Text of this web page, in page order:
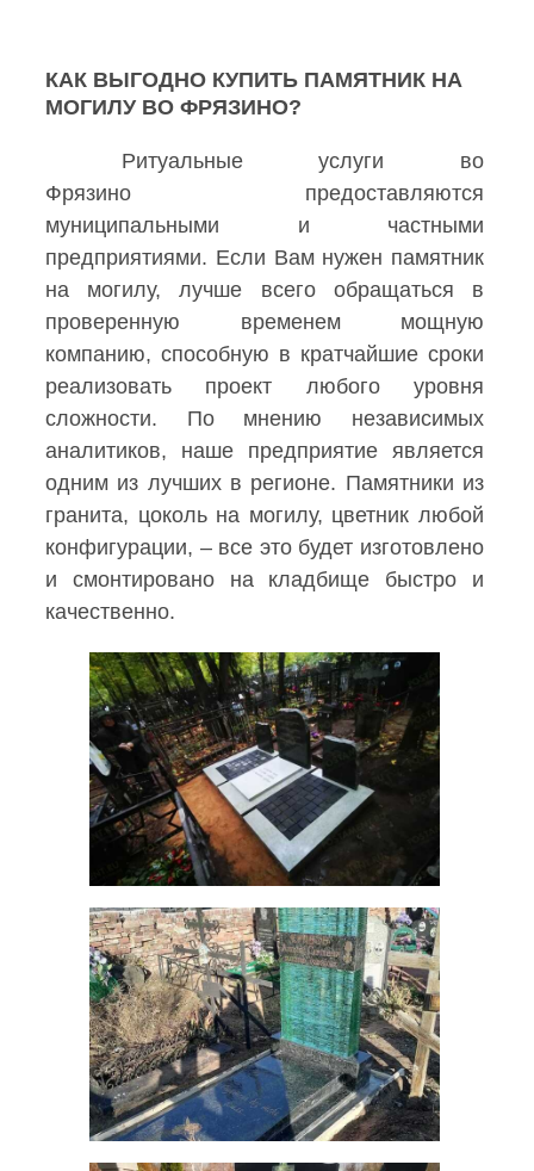
КАК ВЫГОДНО КУПИТЬ ПАМЯТНИК НА
МОГИЛУ ВО ФРЯЗИНО?
Ритуальные услуги во
Фрязино предоставляются
муниципальными и частными
предприятиями. Если Вам нужен памятник
на могилу, лучше всего обращаться в
проверенную временем мощную
компанию, способную в кратчайшие сроки
реализовать проект любого уровня
сложности. По мнению независимых
аналитиков, наше предприятие является
одним из лучших в регионе. Памятники из
гранита, цоколь на могилу, цветник любой
конфигурации, – все это будет изготовлено
и смонтировано на кладбище быстро и
качественно.